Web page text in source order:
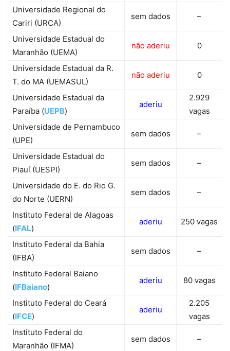
Universidade Regional do
Cariri (URCA)
sem dados –
Universidade Estadual do
Maranhão (UEMA)
não aderiu 0
Universidade Estadual da R.
T. do MA (UEMASUL)
não aderiu 0
Universidade Estadual da
Paraíba (UEPB)
aderiu
2.929
vagas
Universidade de Pernambuco
(UPE)
sem dados –
Universidade Estadual do
Piauí (UESPI)
sem dados –
Universidade do E. do Rio G.
do Norte (UERN)
sem dados –
Instituto Federal de Alagoas
(IFAL)
aderiu 250 vagas
Instituto Federal da Bahia
(IFBA)
sem dados –
Instituto Federal Baiano
(IFBaiano)
aderiu 80 vagas
Instituto Federal do Ceará
(IFCE)
aderiu
2.205
vagas
Instituto Federal do
Maranhão (IFMA)
sem dados –